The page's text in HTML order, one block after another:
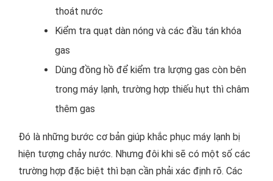
thoát nước
Kiểm tra quạt dàn nóng và các đầu tán khóa
gas
Dùng đồng hồ để kiểm tra lượng gas còn bên
trong máy lạnh, trường hợp thiếu hụt thì châm
thêm gas
Đó là những bước cơ bản giúp khắc phục máy lạnh bị
hiện tượng chảy nước. Nhưng đôi khi sẽ có một số các
trường hợp đặc biệt thì bạn cần phải xác định rõ. Các